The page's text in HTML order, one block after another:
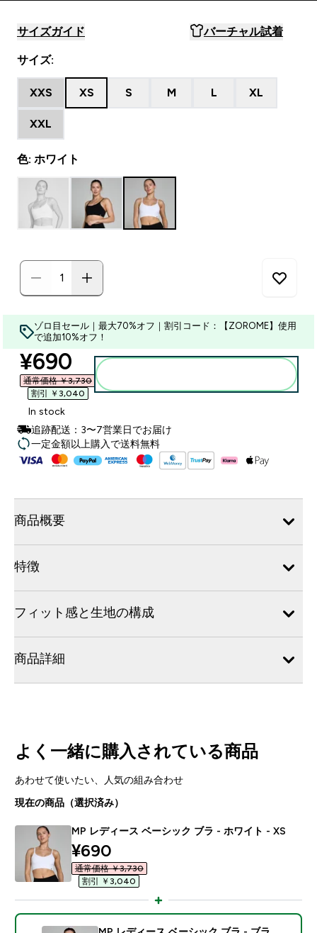
サイズガイド バーチャル試着
サイズ:
XXS XS S M L XL
XXL
色: ホワイト
ゾロ目セール｜最大70%オフ｜割引コード：【ZOROME】使用
で追加10%オフ！
discounted price
¥690‎
通常価格 ￥3,730‎
割引 ￥3,040‎
In stock
追跡配送：3〜7営業日でお届け
一定金額以上購入で送料無料
商品概要
特徴
フィット感と生地の構成
商品詳細
よく一緒に購入されている商品
あわせて使いたい、人気の組み合わせ
現在の商品（選択済み）
MP レディース ベーシック ブラ - ホワイト - XS
discounted price
¥690‎
通常価格 ￥3,730‎
割引 ￥3,040‎